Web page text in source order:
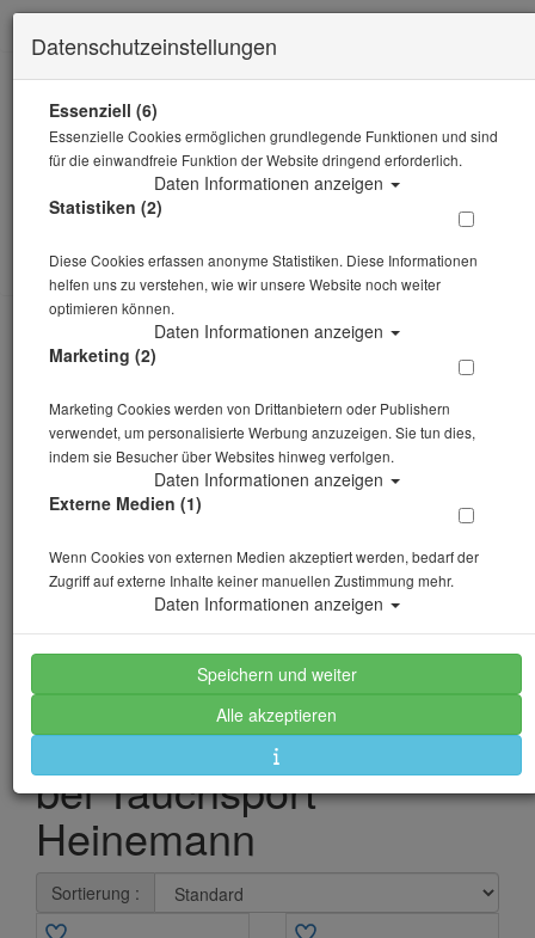
sehr gut5 / 5
0 Artikel
Black Week Angebote -
Black Friday Kracher:
Bis zu 35% Rabatt auf
Trockentauchanzüge
und Unterzieher
namhafter Hersteller
wie Waterproof, Apeks,
Scubapro und Mares
bei Tauchsport
Heinemann
Sortierung :
Datenschutzeinstellungen
Essenziell (6)
Essenzielle Cookies ermöglichen grundlegende Funktionen und sind
für die einwandfreie Funktion der Website dringend erforderlich.
Daten Informationen anzeigen
Statistiken (2)
Diese Cookies erfassen anonyme Statistiken. Diese Informationen
helfen uns zu verstehen, wie wir unsere Website noch weiter
optimieren können.
Daten Informationen anzeigen
Marketing (2)
Marketing Cookies werden von Drittanbietern oder Publishern
verwendet, um personalisierte Werbung anzuzeigen. Sie tun dies,
indem sie Besucher über Websites hinweg verfolgen.
Daten Informationen anzeigen
Externe Medien (1)
Wenn Cookies von externen Medien akzeptiert werden, bedarf der
Zugriff auf externe Inhalte keiner manuellen Zustimmung mehr.
Daten Informationen anzeigen
Speichern und weiter
Alle akzeptieren